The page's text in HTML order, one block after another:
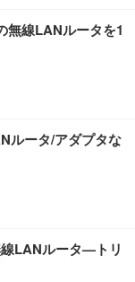
無線LANルータを1
ルータ/アダプタな
LANルータ—トリ